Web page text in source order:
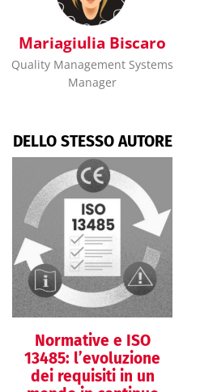
Mariagiulia Biscaro
Quality Management Systems
Manager
DELLO STESSO AUTORE
Normative e ISO
13485: l’evoluzione
dei requisiti in un